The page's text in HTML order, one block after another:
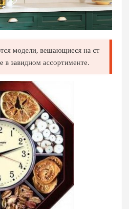
модели, вешающиеся на ст
в завидном ассортименте.